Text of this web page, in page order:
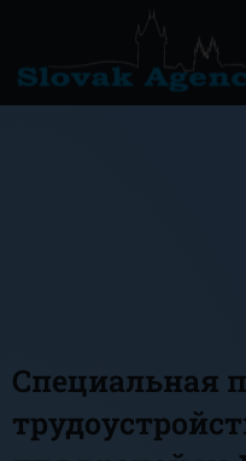
Специальная